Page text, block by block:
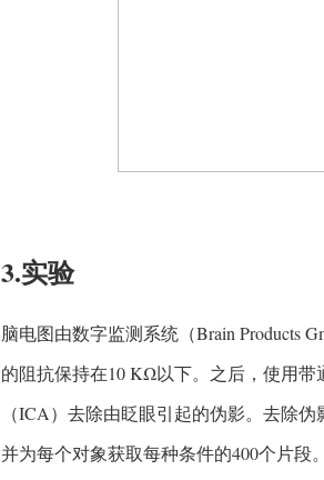
3.实验
脑电图由数字监测系统（Brain Products
的阻抗保持在10 KΩ以下。之后，使用带
（ICA）去除由眨眼引起的伪影。去除
并为每个对象获取每种条件的400个片段